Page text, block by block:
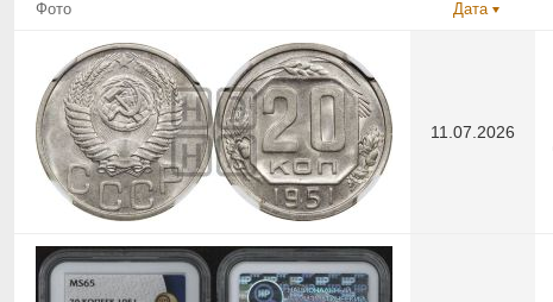
Фото Дата
11.07.2026